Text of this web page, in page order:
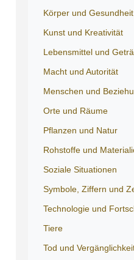
Körper und Gesundheit
Kunst und Kreativität
Lebensmittel und
Macht und Autorität
Menschen und
Orte und Räume
Pflanzen und Natur
Rohstoffe und
Soziale Situationen
Symbole, Ziffern und
Technologie und
Tiere
Tod und